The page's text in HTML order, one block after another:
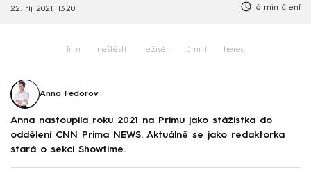
22. říj 2021, 13:20 6 min čtení
film neštěstí režisér úmrtí herec
Anna Fedorov
Anna nastoupila roku 2021 na Primu jako stážistka do
oddělení CNN Prima NEWS. Aktuálně se jako redaktorka
stará o sekci Showtime.